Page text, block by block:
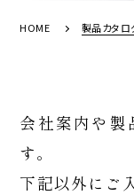
HOME 製品カタロ
会社案内や製
す。
下記以外にご